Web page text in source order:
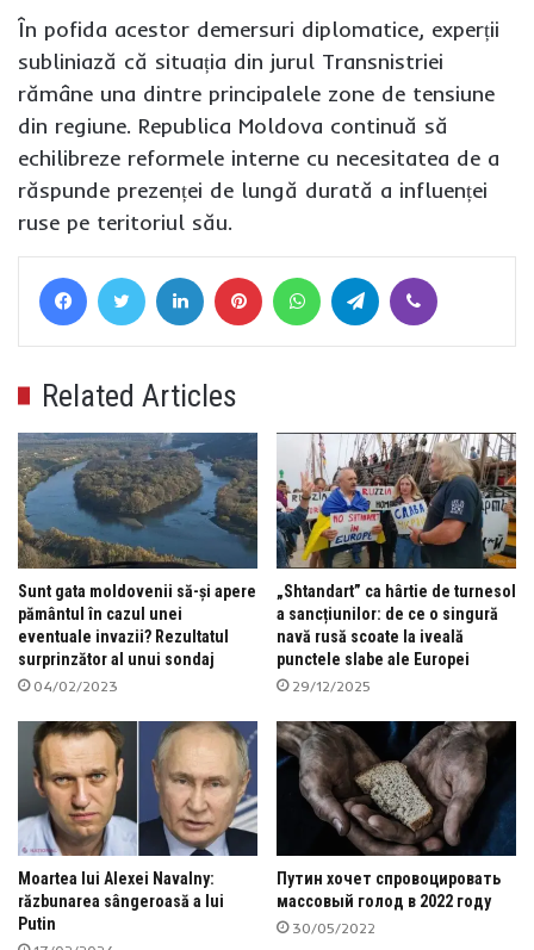
În pofida acestor demersuri diplomatice, experții
subliniază că situația din jurul Transnistriei
rămâne una dintre principalele zone de tensiune
din regiune. Republica Moldova continuă să
echilibreze reformele interne cu necesitatea de a
răspunde prezenței de lungă durată a influenței
ruse pe teritoriul său.
FacebookTwitter LinkedIn Pinterest WhatsAppTelegram
Related Articles
Sunt gata moldovenii să-și apere
pământul în cazul unei
eventuale invazii? Rezultatul
surprinzător al unui sondaj
04/02/2023
„Shtandart” ca hârtie de turnesol
a sancțiunilor: de ce o singură
navă rusă scoate la iveală
punctele slabe ale Europei
29/12/2025
Moartea lui Alexei Navalny:
răzbunarea sângeroasă a lui
Putin
Путин хочет спровоцировать
массовый голод в 2022 году
30/05/2022